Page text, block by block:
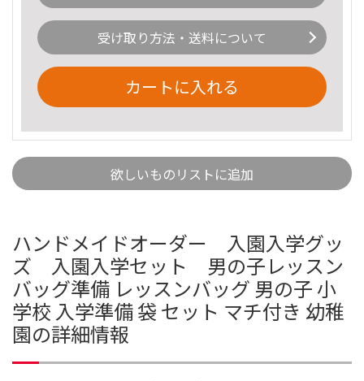
受け取り方法・送料について
カートに入れる
欲しいものリストに追加
ハンドメイドオーダー 入園入学グッ
ズ 入園入学セット 男の子レッスン
バッグ準備 レッスンバッグ 男の子 小
学校 入学準備 袋 セット マチ付き 幼稚
園の詳細情報